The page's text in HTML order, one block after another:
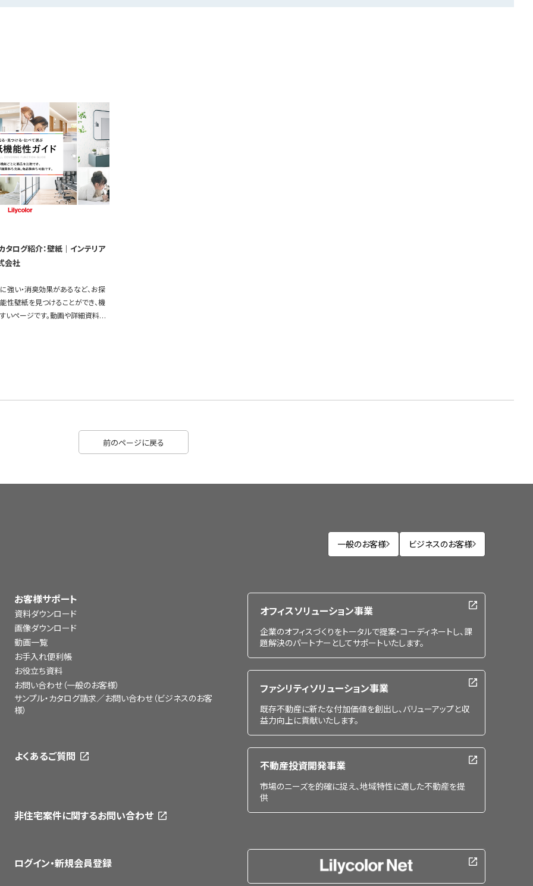
タログ紹介：壁紙｜インテリア
会社
強い・消臭効果があるなど、お探
性壁紙を見つけることができ、機
いページです。動画や詳細資料も
前のページに戻る
一般のお客様 ビジネスのお客様
お客様サポート
資料ダウンロード
画像ダウンロード
動画一覧
お手入れ便利帳
お役立ち資料
お問い合わせ（一般のお客様）
サンプル・カタログ請求／お問い合わせ（ビジネスのお客
様）
よくあるご質問
非住宅案件に関するお問い合わせ
ログイン・新規会員登録
オフィスソリューション事業
企業のオフィスづくりをトータルで提案・コーディネートし、課
題解決のパートナーとしてサポートいたします。
ファシリティソリューション事業
既存不動産に新たな付加価値を創出し、バリューアップと収
益力向上に貢献いたします。
不動産投資開発事業
市場のニーズを的確に捉え、地域特性に適した不動産を提
供